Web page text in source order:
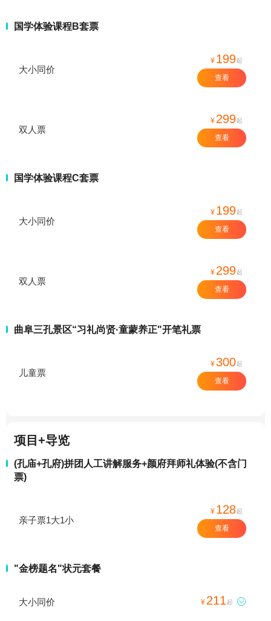
国学体验课程B套票
大小同价
¥ 199起
查看
双人票
¥ 299起
查看
国学体验课程C套票
大小同价
¥ 199起
查看
双人票
¥ 299起
查看
曲阜三孔景区“习礼尚贤·童蒙养正"开笔礼票
儿童票
¥300起
查看
项目+导览
(孔庙+孔府)拼团人工讲解服务+颜府拜师礼体验(不含门
票)
亲子票1大1小
¥ 128起
查看
"金榜题名"状元套餐
大小同价 ¥ 211 起 